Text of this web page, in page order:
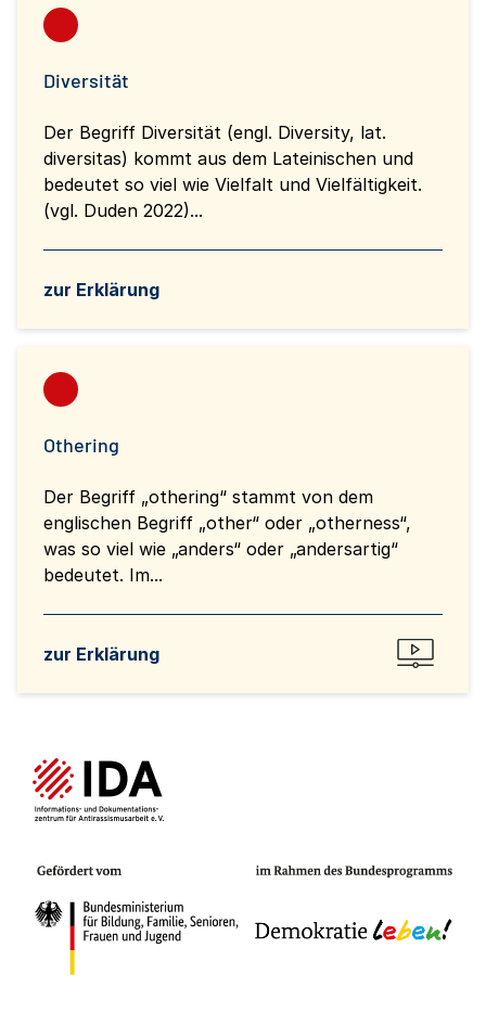
Diversität
Der Begriff Diversität (engl. Diversity, lat.
diversitas) kommt aus dem Lateinischen und
bedeutet so viel wie Vielfalt und Vielfältigkeit.
(vgl. Duden 2022)...
zur Erklärung
Othering
Der Begriff „othering“ stammt von dem
englischen Begriff „other“ oder „otherness“,
was so viel wie „anders“ oder „andersartig“
bedeutet. Im...
zur Erklärung